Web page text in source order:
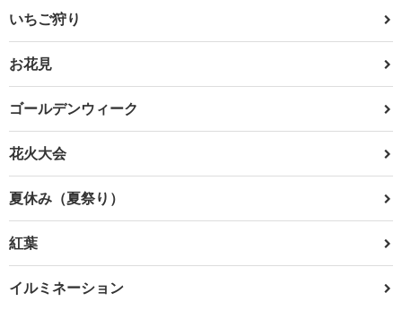
いちご狩り
お花見
ゴールデンウィーク
花火大会
夏休み（夏祭り）
紅葉
イルミネーション